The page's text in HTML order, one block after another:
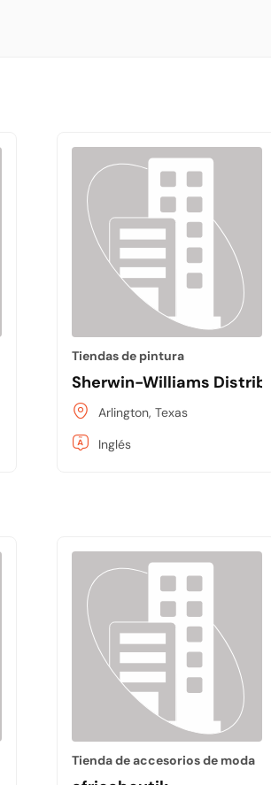
Tiendas de pintura
Sherwin-Williams
Arlington, Texas
Inglés
Tienda de accesorios de moda